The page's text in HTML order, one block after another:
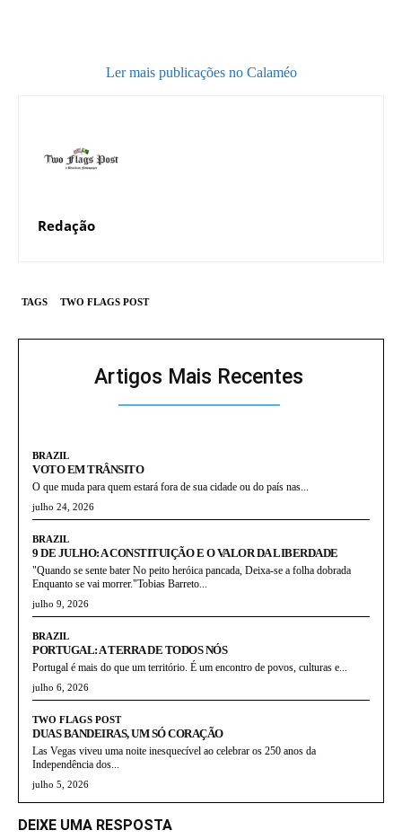
Ler mais publicações no Calaméo
Redação
TAGS TWO FLAGS POST
Artigos Mais Recentes
BRAZIL
VOTO EM TRÂNSITO
O que muda para quem estará fora de sua cidade ou do país nas...
julho 24, 2026
BRAZIL
9 DE JULHO: A CONSTITUIÇÃO E O VALOR DA LIBERDADE
"Quando se sente bater No peito heróica pancada, Deixa-se a folha dobrada
Enquanto se vai morrer."Tobias Barreto...
julho 9, 2026
BRAZIL
PORTUGAL: A TERRA DE TODOS NÓS
Portugal é mais do que um território. É um encontro de povos, culturas e...
julho 6, 2026
TWO FLAGS POST
DUAS BANDEIRAS, UM SÓ CORAÇÃO
Las Vegas viveu uma noite inesquecível ao celebrar os 250 anos da
Independência dos...
julho 5, 2026
DEIXE UMA RESPOSTA